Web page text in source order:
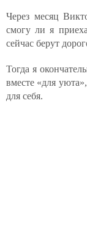
Через месяц
смогу ли я
сейчас берут
Тогда я
вместе «для
для себя.